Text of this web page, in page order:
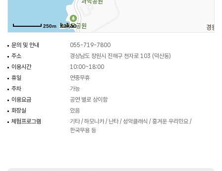
매진하고 있다. 국내외 정상급 수준의 예술 단체와 예술인들을 비롯하여 지역
예술 단체 그리고 지역 예술인들이 활발하게 사용하고 있으며 각종 음악 연주회,
민요마당, 우리 춤 공연 등 라이브 공연과 시민들에게 수준 높은 문화 예술
한여름밤의 시네마 프로그램인 짠내극장은 가족들의 친화력도 높이고, 더위에
지친 시민들에게 시원한 바닷바람을 맞으며 실내 영화관에서 관람했던 명화를
옥외 공연장에서도 감상할 수 있는 기회도 제공하고 있다.
250m
문의 및 안내
055-719-7800
주소
경상남도 창원시 진해구 천자로 103 (덕산동)
이용시간
10:00~18:00
휴일
연중무휴
주차
가능
이용요금
공연 별로 상이함
화장실
있음
체험프로그램
기타 / 하모니카 / 난타 / 성악클래식 / 흥겨운 우리민요 /
한국무용 등